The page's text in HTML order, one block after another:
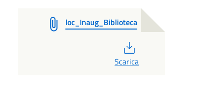
loc_Inaug_Biblioteca
Scarica